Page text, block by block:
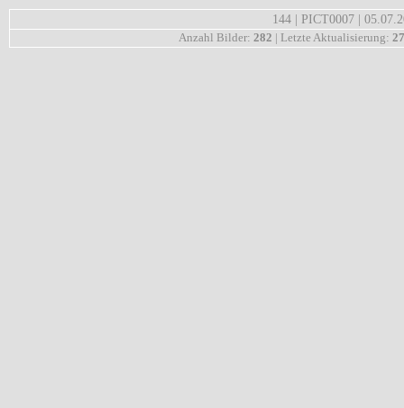
144 | PICT0007 |
Anzahl Bilder: 282 | Letzte Aktualisierung: